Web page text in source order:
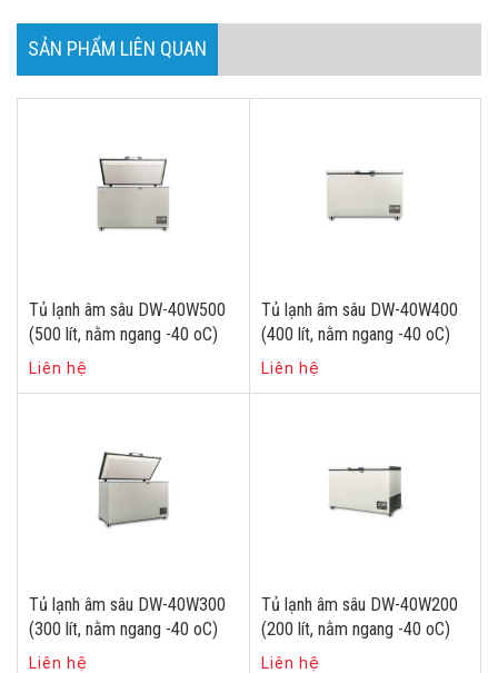
SẢN PHẨM LIÊN QUAN
Tủ lạnh âm sâu DW-40W500
(500 lít, nằm ngang -40 oC)
Liên hệ
Tủ lạnh âm sâu DW-40W400
(400 lít, nằm ngang -40 oC)
Liên hệ
Tủ lạnh âm sâu DW-40W300
(300 lít, nằm ngang -40 oC)
Liên hệ
Tủ lạnh âm sâu DW-40W200
(200 lít, nằm ngang -40 oC)
Liên hệ